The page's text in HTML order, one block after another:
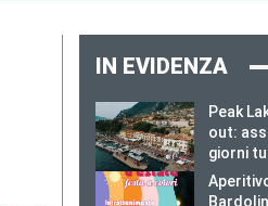
IN EVIDENZA
Peak
out:
giorni